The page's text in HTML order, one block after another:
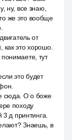
ну, все знаю,
же это вообще
от
это хорошо.
тут
это будет
сюда. О о боже
походу
д принтинга.
Знаешь, в